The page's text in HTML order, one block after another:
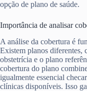
opção de plano de saúde.
Importância de analisar
A análise da cobertura é
Existem planos diferentes,
obstetrícia e o plano
cobertura do plano
igualmente essencial
clínicas disponíveis. Isso